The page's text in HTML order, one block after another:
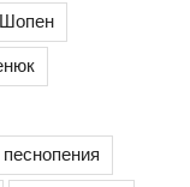
Шопен
песнопения